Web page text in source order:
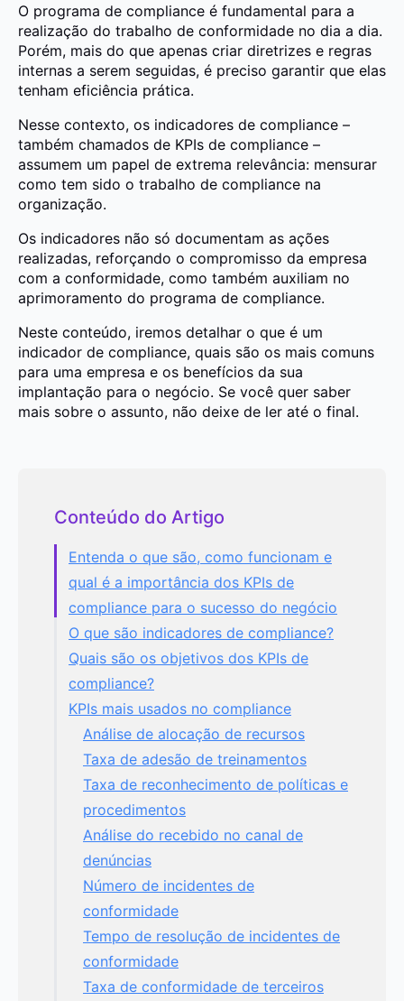
O programa de compliance é fundamental para a
realização do trabalho de conformidade no dia a dia.
Porém, mais do que apenas criar diretrizes e regras
internas a serem seguidas, é preciso garantir que elas
tenham eficiência prática.
Nesse contexto, os indicadores de compliance –
também chamados de KPIs de compliance –
assumem um papel de extrema relevância: mensurar
como tem sido o trabalho de compliance na
organização.
Os indicadores não só documentam as ações
realizadas, reforçando o compromisso da empresa
com a conformidade, como também auxiliam no
aprimoramento do programa de compliance.
Neste conteúdo, iremos detalhar o que é um
indicador de compliance, quais são os mais comuns
para uma empresa e os benefícios da sua
implantação para o negócio. Se você quer saber
mais sobre o assunto, não deixe de ler até o final.
Conteúdo do Artigo
Entenda o que são, como funcionam e
qual é a importância dos KPIs de
compliance para o sucesso do negócio
O que são indicadores de compliance?
Quais são os objetivos dos KPIs de
compliance?
KPIs mais usados no compliance
Análise de alocação de recursos
Taxa de adesão de treinamentos
Taxa de reconhecimento de políticas e
procedimentos
Análise do recebido no canal de
denúncias
Número de incidentes de
conformidade
Tempo de resolução de incidentes de
conformidade
Taxa de conformidade de terceiros